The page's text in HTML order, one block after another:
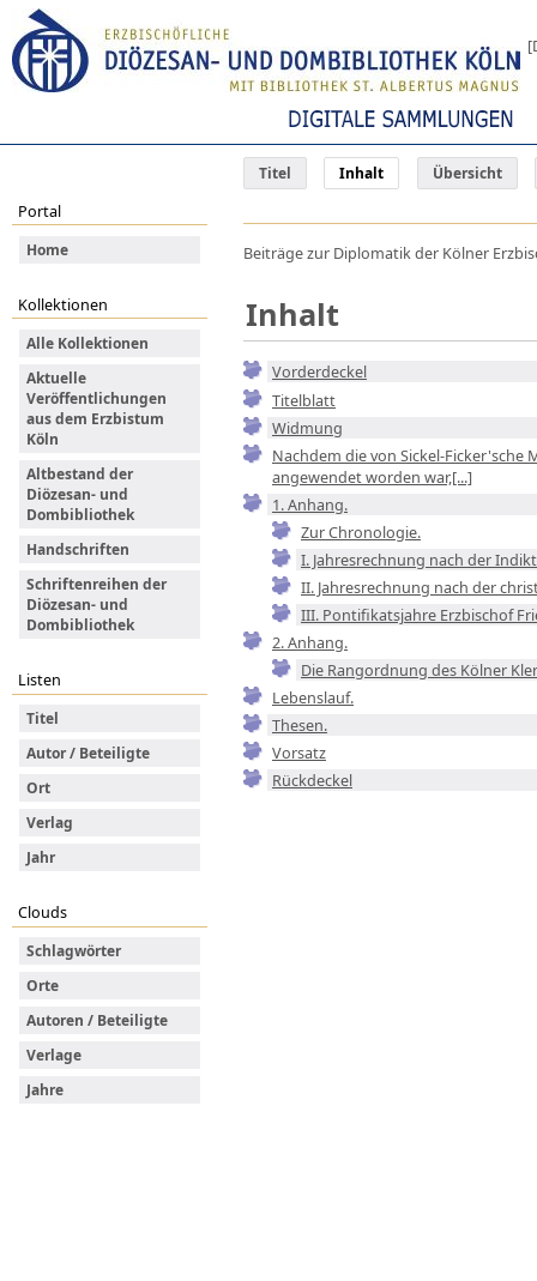
Titel Inhalt Übersicht
Portal
Home
Kollektionen
Alle Kollektionen
Aktuelle
Veröffentlichungen
aus dem Erzbistum
Köln
Altbestand der
Diözesan- und
Dombibliothek
Handschriften
Schriftenreihen der
Diözesan- und
Dombibliothek
Listen
Titel
Autor / Beteiligte
Ort
Verlag
Jahr
Clouds
Schlagwörter
Orte
Autoren / Beteiligte
Verlage
Jahre
Beiträge zur Diplomatik der Kölner
Inhalt
Vorderdeckel
Titelblatt
Widmung
Nachdem die von Sickel-
angewendet worden war,[...]
1. Anhang.
Zur Chronologie.
I. Jahresrechnung nach der
II. Jahresrechnung nach der
III. Pontifikatsjahre Erzbischof
2. Anhang.
Die Rangordnung des Kölner
Lebenslauf.
Thesen.
Vorsatz
Rückdeckel